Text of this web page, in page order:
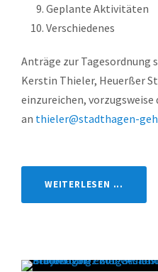
Geplante Aktivitäten
Verschiedenes
Anträge zur Tagesordnung
Kerstin Thieler, Heuerßer
einzureichen, vorzugsweise
an thieler@stadthagen-
WEITERLESEN ...